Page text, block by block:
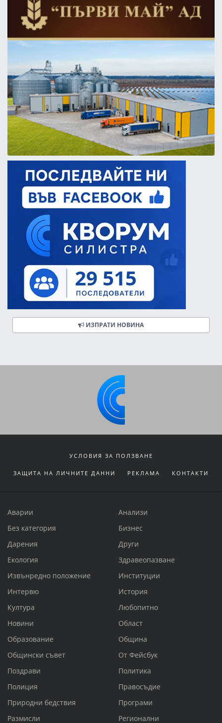
ИЗПРАТИ НОВИНА
УСЛОВИЯ ЗА ПОЛЗВАНЕ
ЗАЩИТА НА ЛИЧНИТЕ ДАННИ РЕКЛАМА КОНТАКТИ
Аварии
Анализи
Без категория
Бизнес
Дарения
Други
Екология
Здравеопазване
Извънредно положение
Институции
Интервю
История
Култура
Любопитно
Новини
Област
Образование
Община
Общински съвет
От Фейсбук
Поздрави
Политика
Полиция
Правосъдие
Природни бедствия
Програми
Размисли
Регионални